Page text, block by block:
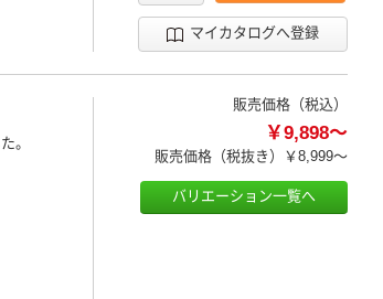
マイカタログへ登録
。
販売価格（税込）
￥9,898～
販売価格（税抜き） ￥8,999～
バリエーション一覧へ